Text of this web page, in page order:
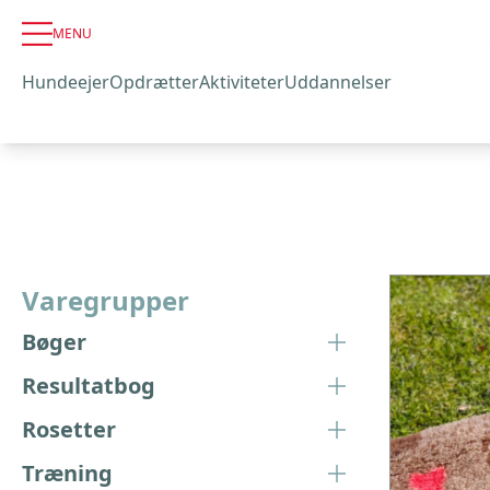
MENU
HundeejerOpdrætterAktiviteterUddannelser
Varegrupper
Bøger
Resultatbog
Rosetter
Træning